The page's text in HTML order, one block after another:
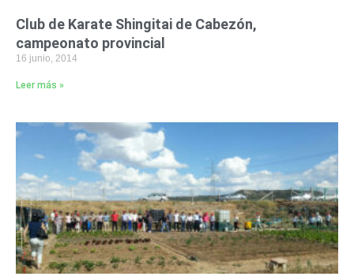
Club de Karate Shingitai de Cabezón,
campeonato provincial
16 junio, 2014
Leer más »